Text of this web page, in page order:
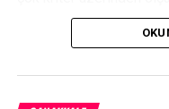
ettiği yüksek
Facebook